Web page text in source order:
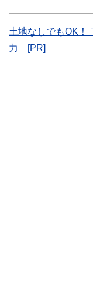
ど150名以
かしく感じ
土地なしでもOK！
力 [PR]